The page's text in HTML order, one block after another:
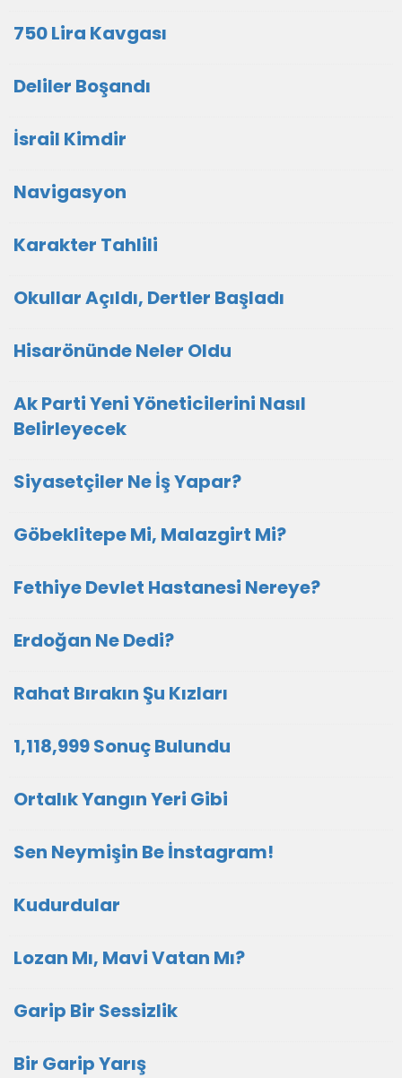
750 Lira Kavgası
Deliler Boşandı
İsrail Kimdir
Navigasyon
Karakter Tahlili
Okullar Açıldı, Dertler Başladı
Hisarönünde Neler Oldu
Ak Parti Yeni Yöneticilerini Nasıl
Belirleyecek
Siyasetçiler Ne İş Yapar?
Göbeklitepe Mi, Malazgirt Mi?
Fethiye Devlet Hastanesi Nereye?
Erdoğan Ne Dedi?
Rahat Bırakın Şu Kızları
1,118,999 Sonuç Bulundu
Ortalık Yangın Yeri Gibi
Sen Neymişin Be İnstagram!
Kudurdular
Lozan Mı, Mavi Vatan Mı?
Garip Bir Sessizlik
Bir Garip Yarış